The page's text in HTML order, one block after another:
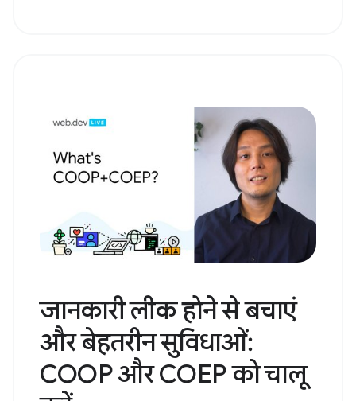
जानकारी लीक होने से बचाएं
और बेहतरीन सुविधाओं:
COOP और COEP को चालू